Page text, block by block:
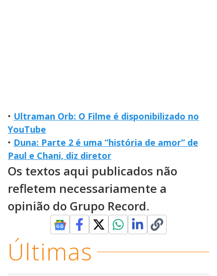
• Ultraman Orb: O Filme é disponibilizado no
YouTube
• Duna: Parte 2 é uma “história de amor” de
Paul e Chani, diz diretor
Os textos aqui publicados não
refletem necessariamente a
opinião do Grupo Record.
Últimas